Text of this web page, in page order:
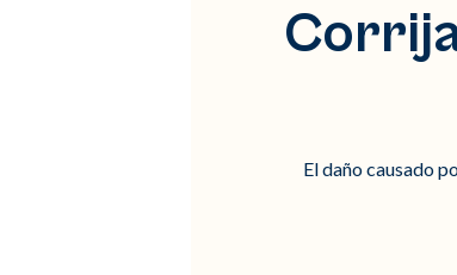
El daño causado